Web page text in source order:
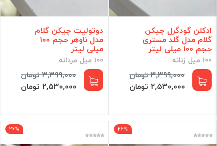
ادکلن گودگرل چیکن
گلام مدل گلد مستری
حجم 100 میلی لیتر
100 میل زنانه
3,399,000 تومان
2,530,000 تومان
دوتولیت چیکن گلام
مدل ناوهر حجم 100
میلی لیتر
100 میل مردانه
3,399,000 تومان
2,530,000 تومان
26%
26%